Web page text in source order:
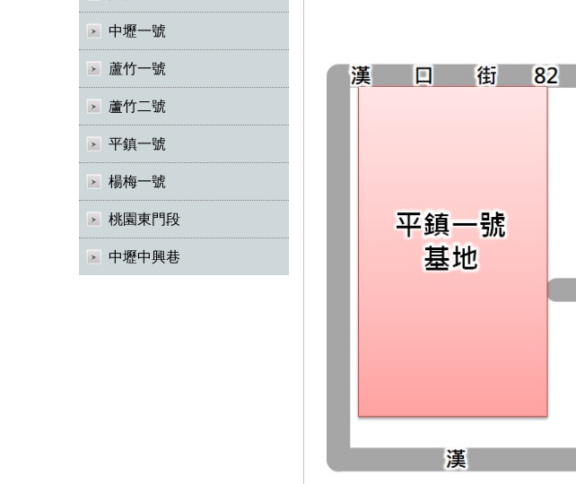
中壢一號
蘆竹一號
蘆竹二號
平鎮一號
楊梅一號
桃園東門段
中壢中興巷